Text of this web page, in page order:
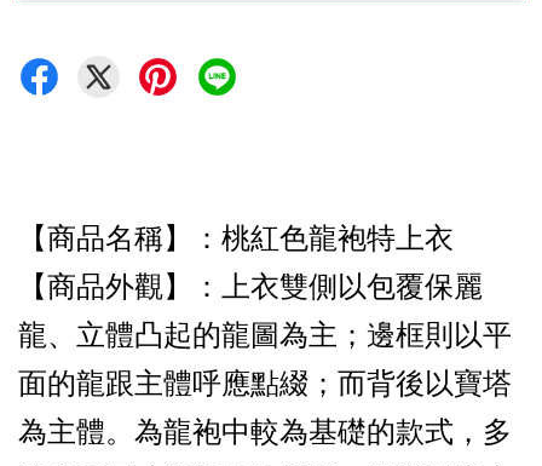
【商品名稱】：桃紅色龍袍特上衣
【商品外觀】：上衣雙側以包覆保麗
龍、立體凸起的龍圖為主；邊框則以平
面的龍跟主體呼應點綴；而背後以寶塔
為主體。為龍袍中較為基礎的款式，多